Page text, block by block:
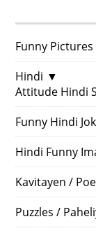
Funny Pictures
Hindi ▼
Attitude Hindi
Funny Hindi
Hindi Funny
Kavitayen /
Puzzles /